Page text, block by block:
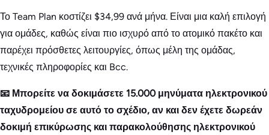
Το Team Plan κοστίζει $34,99 ανά μήνα. Είναι μια καλή επιλογή
για ομάδες, καθώς είναι πιο ισχυρό από το ατομικό πακέτο και
παρέχει πρόσθετες λειτουργίες, όπως μέλη της ομάδας,
τεχνικές πληροφορίες και Bcc.
📧 Μπορείτε να δοκιμάσετε 15.000 μηνύματα ηλεκτρονικού
ταχυδρομείου σε αυτό το σχέδιο, αν και δεν έχετε δωρεάν
δοκιμή επικύρωσης και παρακολούθησης ηλεκτρονικού